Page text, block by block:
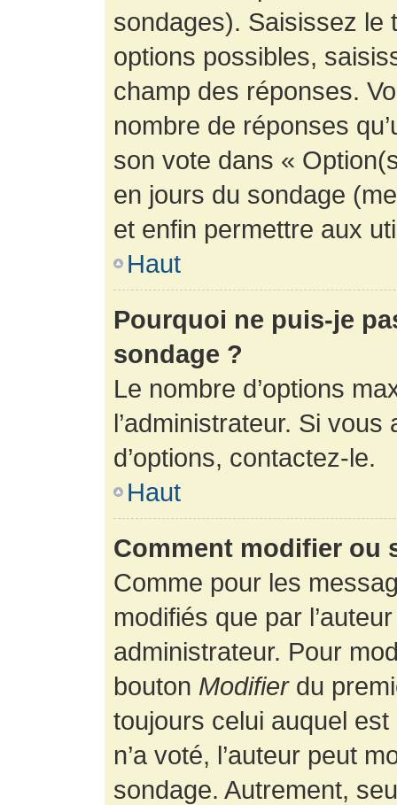
sondages). Saisissez le
options possibles,
champ des réponses.
nombre de réponses
son vote dans «
en jours du sondage
et enfin permettre aux
Haut
Pourquoi ne puis-je
sondage ?
Le nombre d’options
l’administrateur. Si
d’options, contactez-le.
Haut
Comment modifier ou
Comme pour les
modifiés que par
administrateur. Pour
bouton Modifierdu
toujours celui auquel
n’a voté, l’auteur peut
sondage. Autrement,